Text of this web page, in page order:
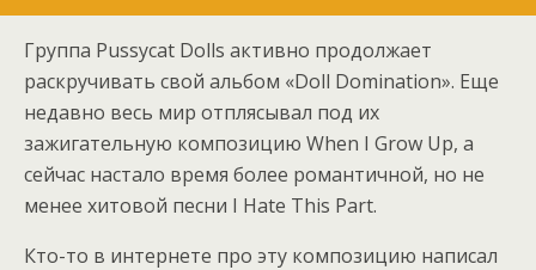
Группа Pussycat Dolls активно продолжает
раскручивать свой альбом «Doll Domination». Еще
недавно весь мир отплясывал под их
зажигательную композицию When I Grow Up, а
сейчас настало время более романтичной, но не
менее хитовой песни I Hate This Part.
Кто-то в интернете про эту композицию написал